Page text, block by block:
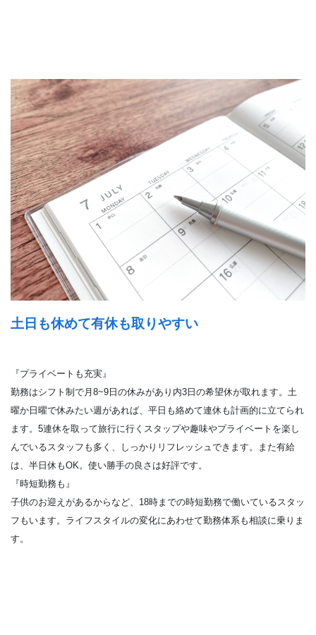
土日も休めて有休も取りやすい
『プライベートも充実』
勤務はシフト制で月8~9日の休みがあり内3日の希望休が取れます。土
曜か日曜で休みたい週があれば、平日も絡めて連休も計画的に立てられ
ます。5連休を取って旅行に行くスタップや趣味やプライベートを楽し
んでいるスタッフも多く、しっかりリフレッシュできます。また有給
は、半日休もOK。使い勝手の良さは好評です。
『時短勤務も』
子供のお迎えがあるからなど、18時までの時短勤務で働いているスタッ
フもいます。ライフスタイルの変化にあわせて勤務体系も相談に乗りま
す。